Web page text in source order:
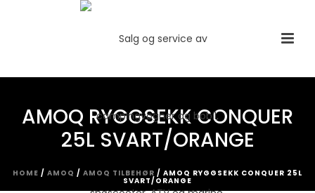
AMOQ RYGGSEKK CONQUER
25L SVART/ORANGE
HOME / AMOQ / AMOQ TILBEHØR / AMOQ RYGGSEKK CONQUER 25L
SVART/ORANGE